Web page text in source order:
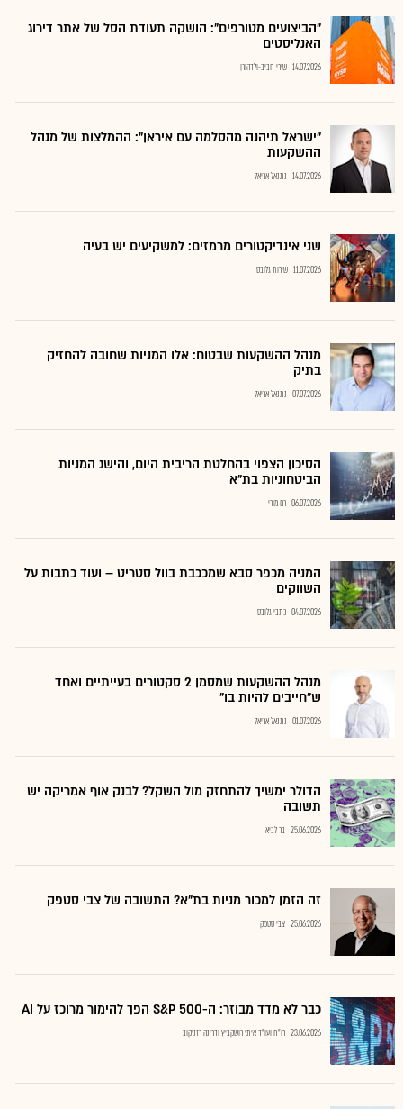
"הביצועים מטורפים": הושקה תעודת הסל של אתר דירוג
האנליסטים
14.07.2026 שירי חביב-ולדהורן
"ישראל תיהנה מהסלמה עם איראן": ההמלצות של מנהל
ההשקעות
14.07.2026 נתנאל אריאל
שני אינדיקטורים מרמזים: למשקיעים יש בעיה
11.07.2026 שירות גלובס
מנהל ההשקעות שבטוח: אלו המניות שחובה להחזיק
בתיק
07.07.2026 נתנאל אריאל
הסיכון הצפוי בהחלטת הריבית היום, והישג המניות
הביטחוניות בת"א
06.07.2026 רם מורי
המניה מכפר סבא שמככבת בוול סטריט – ועוד כתבות על
השווקים
04.07.2026 כתבי גלובס
מנהל ההשקעות שמסמן 2 סקטורים בעייתיים ואחד
ש"חייבים להיות בו"
01.07.2026 נתנאל אריאל
הדולר ימשיך להתחזק מול השקל? לבנק אוף אמריקה יש
תשובה
25.06.2026 בר לביא
זה הזמן למכור מניות בת"א? התשובה של צבי סטפק
25.06.2026 צבי סטפק
כבר לא מדד מבוזר: ה-S&P 500 הפך להימור מרוכז על AI
23.06.2026 רו"ח ועו"ד איתי רושקביץ ודרינה רזניקוב